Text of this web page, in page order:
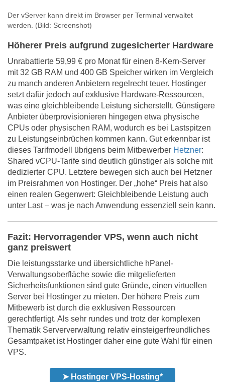
Der vServer kann direkt im Browser per Terminal verwaltet
werden. (Bild: Screenshot)
Höherer Preis aufgrund zugesicherter Hardware
Unrabattierte 59,99 € pro Monat für einen 8-Kern-Server
mit 32 GB RAM und 400 GB Speicher wirken im Vergleich
zu manch anderen Anbietern regelrecht teuer. Hostinger
setzt dafür jedoch auf exklusive Hardware-Ressourcen,
was eine gleichbleibende Leistung sicherstellt. Günstigere
Anbieter überprovisionieren hingegen etwa physische
CPUs oder physischen RAM, wodurch es bei Lastspitzen
zu Leistungseinbrüchen kommen kann. Gut erkennbar ist
dieses Tarifmodell übrigens beim Mitbewerber Hetzner:
Shared vCPU-Tarife sind deutlich günstiger als solche mit
dedizierter CPU. Letztere bewegen sich auch bei Hetzner
im Preisrahmen von Hostinger. Der „hohe“ Preis hat also
einen realen Gegenwert: Gleichbleibende Leistung auch
unter Last – was je nach Anwendung essenziell sein kann.
Fazit: Hervorragender VPS, wenn auch nicht
ganz preiswert
Die leistungsstarke und übersichtliche hPanel-
Verwaltungsoberfläche sowie die mitgelieferten
Sicherheitsfunktionen sind gute Gründe, einen virtuellen
Server bei Hostinger zu mieten. Der höhere Preis zum
Mitbewerb ist durch die exklusiven Ressourcen
gerechtfertigt. Als sehr rundes und trotz der komplexen
Thematik Serververwaltung relativ einsteigerfreundliches
Gesamtpaket ist Hostinger daher eine gute Wahl für einen
VPS.
➤ Hostinger VPS-Hosting*